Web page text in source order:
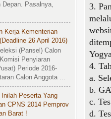
3.
4.
a.
b.
c.
d.
Depan. Pasalnya,
Kerja Kementerian
26 April 2016)
(Pansel) Calon
Penyiaran
Periode 2016-
Calon Anggota ...
Peserta Yang
CPNS 2014 Pemprov
Barat !